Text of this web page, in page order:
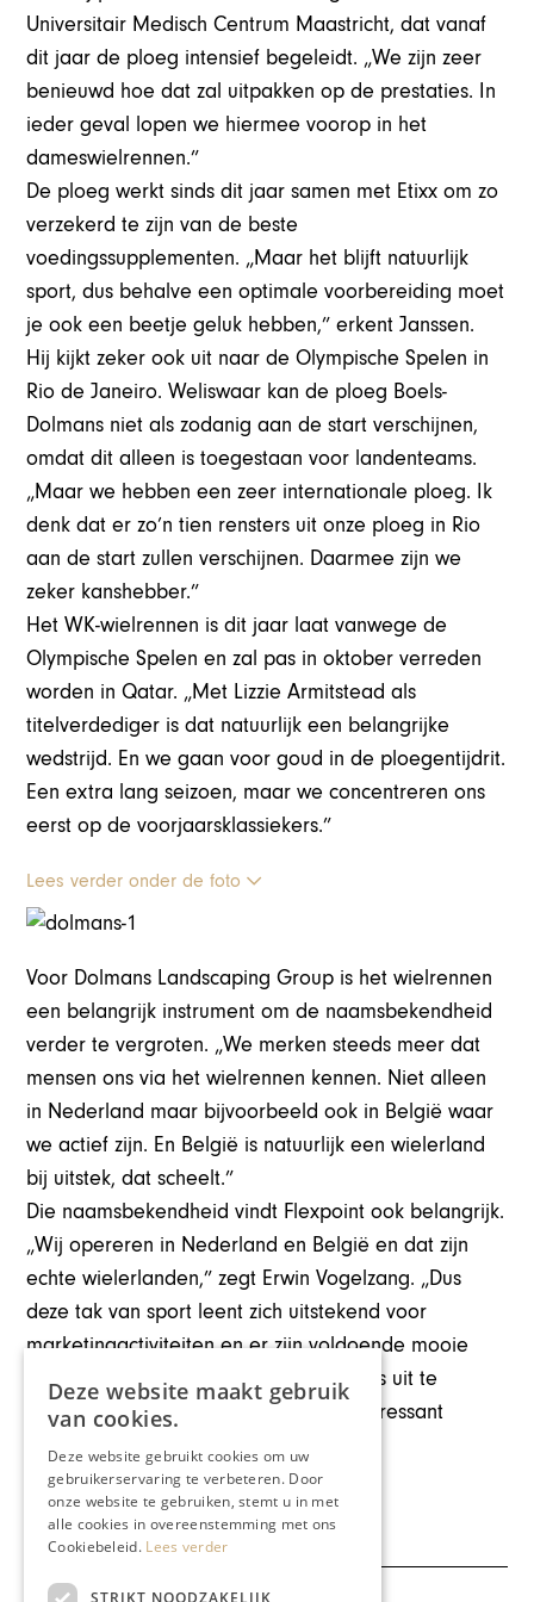
Universitair Medisch Centrum Maastricht, dat vanaf
dit jaar de ploeg intensief begeleidt. „We zijn zeer
benieuwd hoe dat zal uitpakken op de prestaties. In
ieder geval lopen we hiermee voorop in het
dameswielrennen.”
De ploeg werkt sinds dit jaar samen met Etixx om zo
verzekerd te zijn van de beste
voedingssupplementen. „Maar het blijft natuurlijk
sport, dus behalve een optimale voorbereiding moet
je ook een beetje geluk hebben,” erkent Janssen.
Hij kijkt zeker ook uit naar de Olympische Spelen in
Rio de Janeiro. Weliswaar kan de ploeg Boels-
Dolmans niet als zodanig aan de start verschijnen,
omdat dit alleen is toegestaan voor landenteams.
„Maar we hebben een zeer internationale ploeg. Ik
denk dat er zo’n tien rensters uit onze ploeg in Rio
aan de start zullen verschijnen. Daarmee zijn we
zeker kanshebber.”
Het WK-wielrennen is dit jaar laat vanwege de
Olympische Spelen en zal pas in oktober verreden
worden in Qatar. „Met Lizzie Armitstead als
titelverdediger is dat natuurlijk een belangrijke
wedstrijd. En we gaan voor goud in de ploegentijdrit.
Een extra lang seizoen, maar we concentreren ons
eerst op de voorjaarsklassiekers.”
Lees verder onder de foto
Voor Dolmans Landscaping Group is het wielrennen
een belangrijk instrument om de naamsbekendheid
verder te vergroten. „We merken steeds meer dat
mensen ons via het wielrennen kennen. Niet alleen
in Nederland maar bijvoorbeeld ook in België waar
we actief zijn. En België is natuurlijk een wielerland
bij uitstek, dat scheelt.”
Die naamsbekendheid vindt Flexpoint ook belangrijk.
„Wij opereren in Nederland en België en dat zijn
echte wielerlanden,” zegt Erwin Vogelzang. „Dus
deze tak van sport leent zich uitstekend voor
marketingactiviteiten en er zijn voldoende mooie
gelegenheden om onze zakelijk relaties uit te
nodigen. Het wordt een druk maar interessant
seizoen.”
Deel dit artikel:
Deze website maakt gebruik
van cookies.
Deze website gebruikt cookies om uw
gebruikerservaring te verbeteren. Door
onze website te gebruiken, stemt u in met
alle cookies in overeenstemming met ons
Cookiebeleid. Lees verder
STRIKT NOODZAKELIJK